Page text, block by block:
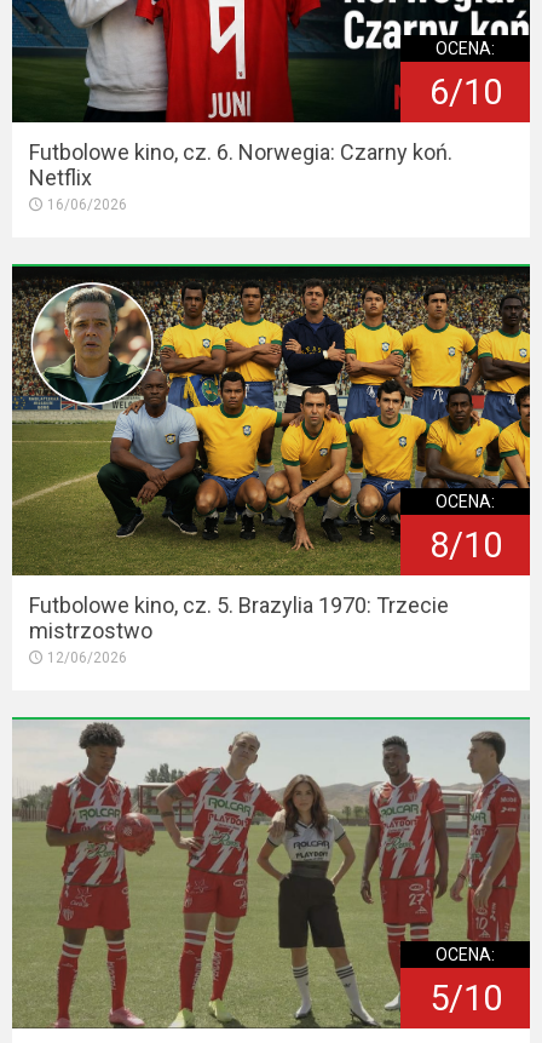
2023
2022
2021
2020
2018
2016
2017
2015
2014
OCENA:
6/10
Futbolowe kino, cz. 6. Norwegia: Czarny koń.
Netflix
16/06/2026
OCENA:
8/10
Futbolowe kino, cz. 5. Brazylia 1970: Trzecie
mistrzostwo
12/06/2026
OCENA:
5/10